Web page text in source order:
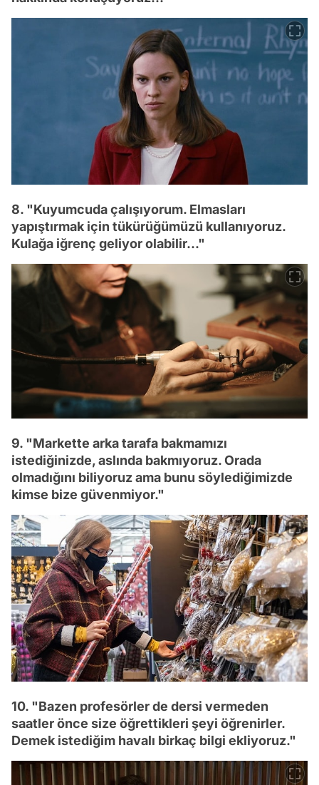
8. "Kuyumcuda çalışıyorum. Elmasları
yapıştırmak için tükürüğümüzü kullanıyoruz.
Kulağa iğrenç geliyor olabilir..."
9. "Markette arka tarafa bakmamızı
istediğinizde, aslında bakmıyoruz. Orada
olmadığını biliyoruz ama bunu söylediğimizde
kimse bize güvenmiyor."
10. "Bazen profesörler de dersi vermeden
saatler önce size öğrettikleri şeyi öğrenirler.
Demek istediğim havalı birkaç bilgi ekliyoruz."